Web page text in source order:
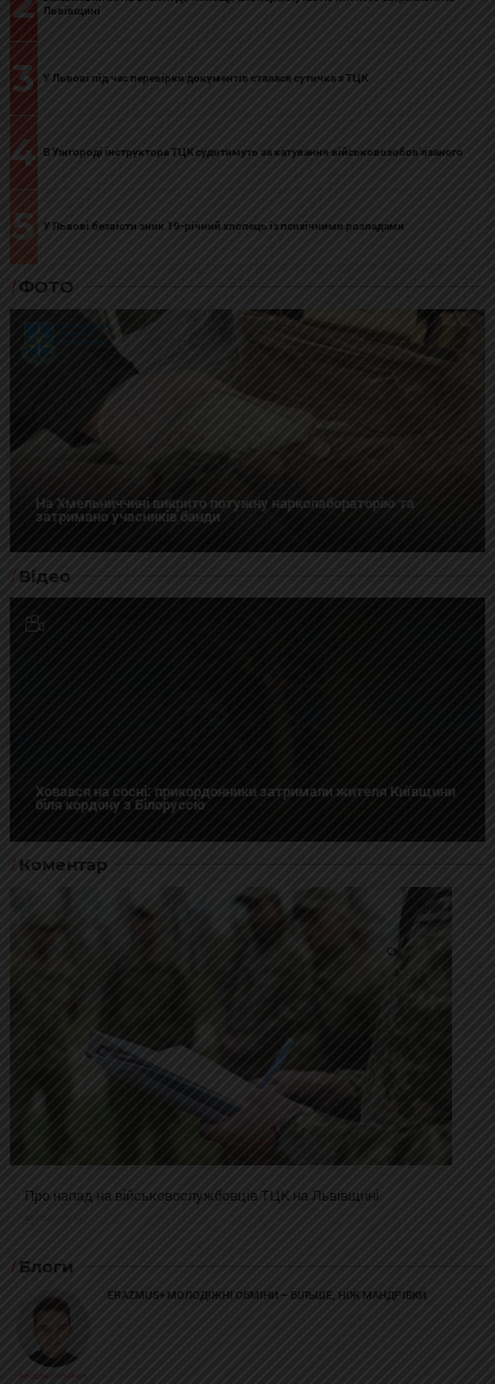
Львівщині
3 У Львові під час перевірки документів сталася сутичка з ТЦК
4 В Ужгороді інструктора ТЦК судитимуть за катування військовозобов’язаного
5 У Львові безвісти зник 19-річний хлопець із психічними розладами
ФОТО
На Хмельниччині викрито потужну нарколабораторію та
затримано учасників банди
Відео
Ховався на сосні: прикордонники затримали жителя Київщини
біля кордону з Білоруссю
Коментар
Про напад на військовослужбовців ТЦК на Львівщині
Блоги
Богдан Козійчук
ERAZMUS+ МОЛОДІЖНІ ОБМІНИ – БІЛЬШЕ, НІЖ МАНДРІВКИ